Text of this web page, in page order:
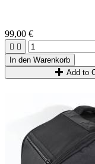
99,00 €
 
In den Warenkorb
Add to